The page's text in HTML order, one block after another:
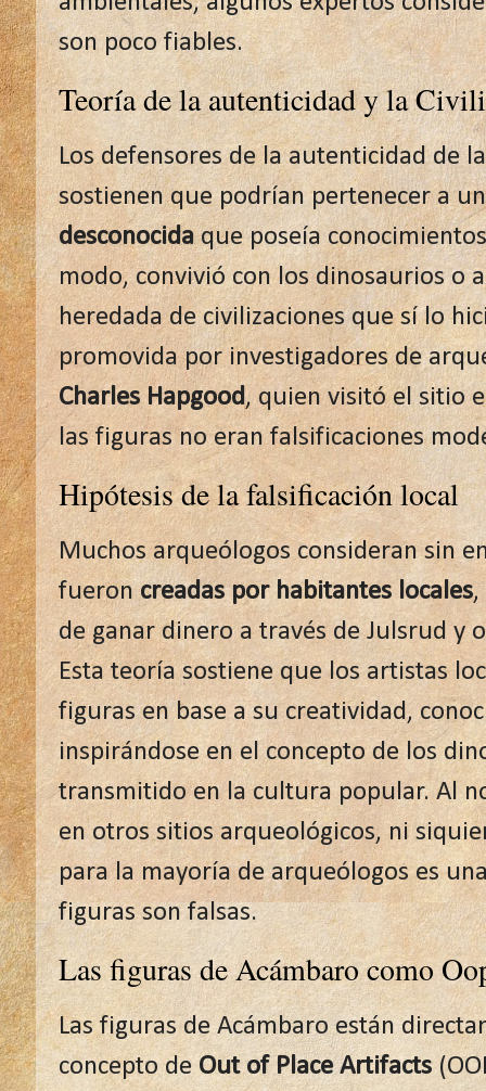
son poco fiables.
Teoría de la autenticidad y la
Los defensores de la autenticidad de
sostienen que podrían pertenecer a
desconocidaque poseía
modo, convivió con los dinosaurios o
heredada de civilizaciones que sí lo
promovida por investigadores de
Charles Hapgood, quien visitó el sitio
las figuras no eran falsificaciones
Hipótesis de la falsificación local
Muchos arqueólogos consideran sin
fueroncreadas por habitantes locales,
de ganar dinero a través de Julsrud y
Esta teoría sostiene que los artistas
figuras en base a su creatividad,
inspirándose en el concepto de los
transmitido en la cultura popular. Al
en otros sitios arqueológicos, ni
para la mayoría de arqueólogos es
figuras son falsas.
Las figuras de Acámbaro como
Las figuras de Acámbaro están
concepto de Out of Place Artifacts